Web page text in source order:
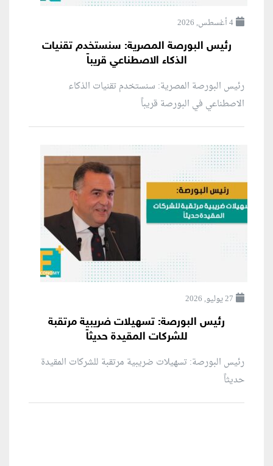
4 أغسطس, 2026
رئيس البورصة المصرية: سنستخدم تقنيات
الذكاء الاصطناعي قريباً
رئيس البورصة المصرية: سنستخدم تقنيات الذكاء
الاصطناعي في البورصة قريباً
27 يوليو, 2026
رئيس البورصة: تسهيلات ضريبية مرتقبة
للشركات المقيدة حديثاً
رئيس البورصة: تسهيلات ضريبية مرتقبة للشركات المقيدة
حديثاً